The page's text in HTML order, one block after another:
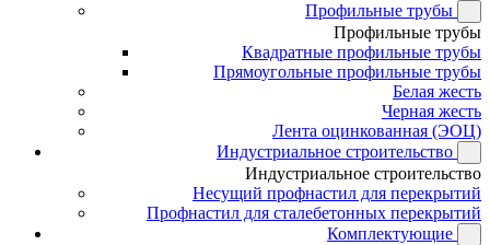
Профильные трубы
Профильные трубы
Квадратные профильные трубы
Прямоугольные профильные трубы
Белая жесть
Черная жесть
Лента оцинкованная (ЭОЦ)
Индустриальное строительство
Индустриальное строительство
Несущий профнастил для перекрытий
Профнастил для сталебетонных перекрытий
Комплектующие